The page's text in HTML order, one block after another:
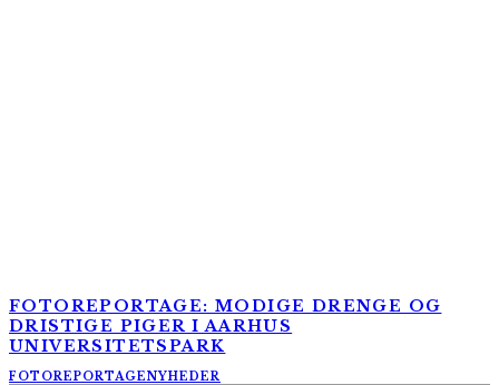
FOTOREPORTAGE: MODIGE DRENGE OG
DRISTIGE PIGER I AARHUS
UNIVERSITETSPARK
FOTOREPORTAGENYHEDER